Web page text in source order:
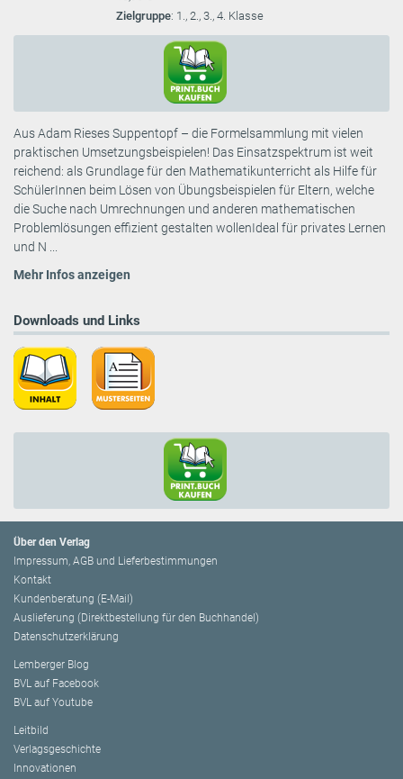
Zielgruppe: 1., 2., 3., 4. Klasse
Aus Adam Rieses Suppentopf – die Formelsammlung mit vielen
praktischen Umsetzungsbeispielen! Das Einsatzspektrum ist weit
reichend: als Grundlage für den Mathematikunterricht als Hilfe für
SchülerInnen beim Lösen von Übungsbeispielen für Eltern, welche
die Suche nach Umrechnungen und anderen mathematischen
Problemlösungen effizient gestalten wollenIdeal für privates Lernen
und N ...
Mehr Infos anzeigen
Downloads und Links
Über den Verlag
Impressum, AGB und Lieferbestimmungen
Kontakt
Kundenberatung (E-Mail)
Auslieferung (Direktbestellung für den Buchhandel)
Datenschutzerklärung
Lemberger Blog
BVL auf Facebook
BVL auf Youtube
Leitbild
Verlagsgeschichte
Innovationen